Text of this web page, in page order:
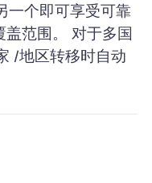
一个即可享受可靠
范围。 对于多国
/地区转移时自动